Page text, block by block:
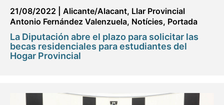
21/08/2022 Alicante/Alacant, Llar Provincial
Antonio Fernández Valenzuela, Notícies, Portada
La Diputación abre el plazo para solicitar las
becas residenciales para estudiantes del
Hogar Provincial